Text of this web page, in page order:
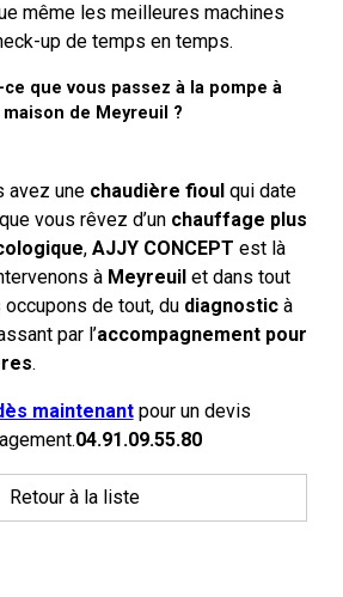
même les meilleures machines
up de temps en temps.
que vous passez à la pompe à
de Meyreuil ?
avez une chaudière fioul qui date
vous rêvez d’un chauffage plus
, AJJY CONCEPT est là
à Meyreuil et dans tout
occupons de tout, du diagnosticà
par l’accompagnement pour
.
maintenantpour un devis
04.91.09.55.80
Retour à la liste